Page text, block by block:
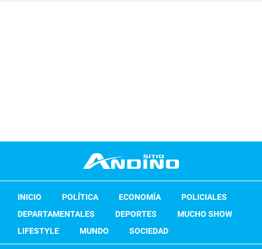
INICIO POLÍTICA ECONOMÍA
POLICIALES
DEPARTAMENTALES
DEPORTES
MUCHO SHOW
LIFESTYLE
MUNDO SOCIEDAD